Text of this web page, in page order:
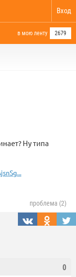
Вход
в мою ленту 2679
Ну типа
проблема (2)
0